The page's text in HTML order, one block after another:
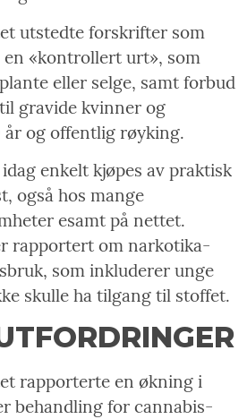
utstedte forskrifter som
«kontrollert urt», som
eller selge, samt forbud
gravide kvinner og
og offentlig røyking.
enkelt kjøpes av praktisk
også hos mange
esamt på nettet.
rapportert om narkotika-
som inkluderer unge
skulle ha tilgang til stoffet.
rapporterte en økning i
behandling for cannabis-